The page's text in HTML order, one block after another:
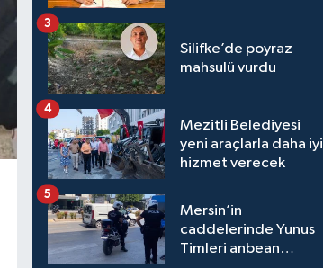
Silifke’de poyraz
mahsulü vurdu
3
Mezitli Belediyesi
yeni araçlarla daha iyi
hizmet verecek
4
Mersin’in
caddelerinde Yunus
Timleri anbean
5